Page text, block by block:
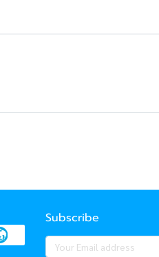
Subscribe